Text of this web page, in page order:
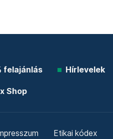
felajánlás Hírlevelek
Shop
Etikai kódex